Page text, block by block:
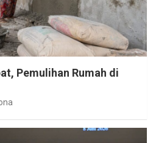
Pemulihan Rumah di